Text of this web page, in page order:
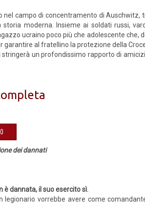
nel campo di concentramento di Auschwitz,
moderna. Insieme ai soldati russi,
ucraino poco più che adolescente che,
al fratellino la prote­zione della
un profondissimo rapporto di
dei dannati
è dannata, il suo esercito sì.
legionario vorrebbe avere come